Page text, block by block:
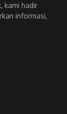
kami hadir
informasi,